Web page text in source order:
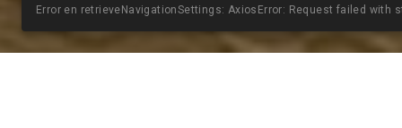
Error en retrieveNavigationSettings: AxiosError: Request failed with